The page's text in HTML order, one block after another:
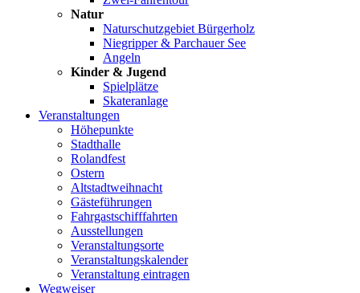
Natur
Naturschutzgebiet Bürgerholz
Niegripper & Parchauer See
Angeln
Kinder & Jugend
Spielplätze
Skateranlage
Veranstaltungen
Höhepunkte
Stadthalle
Rolandfest
Ostern
Altstadtweihnacht
Gästeführungen
Fahrgastschifffahrten
Ausstellungen
Veranstaltungsorte
Veranstaltungskalender
Veranstaltung eintragen
Wegweiser